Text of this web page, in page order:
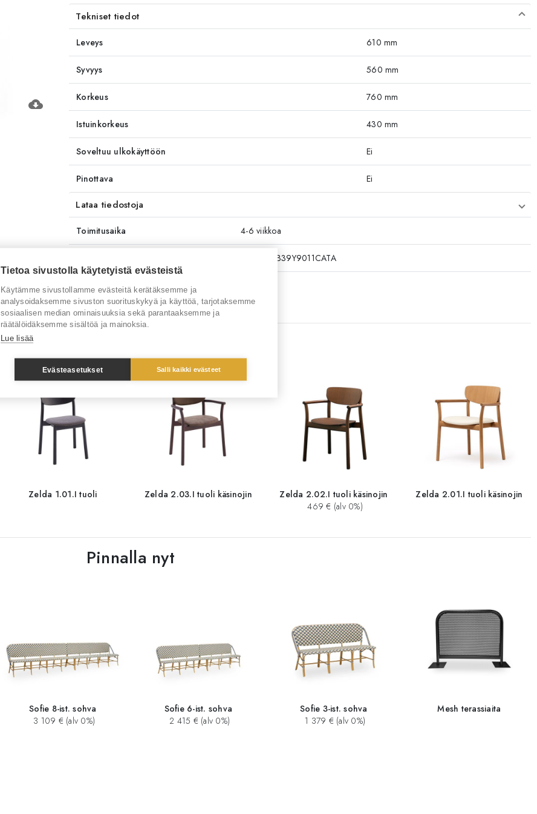
cloud_download
Tekniset tiedot
Leveys 610 mm
Syvyys 560 mm
Korkeus 760 mm
Istuinkorkeus 430 mm
Soveltuu ulkokäyttöön Ei
Pinottava Ei
Lataa tiedostoja
Toimitusaika 4-6 viikkoa
RT4550KB39Y9011CATA
Tuotemerkki
Sinua saattaisi kiinnostaa myös
Zelda 1.01.I tuoli Zelda 2.03.I tuoli käsinojin
Zelda 2.02.I tuoli käsinojin
469 € (alv 0%)
Zelda 2.01.I tuoli käsinojin
Pinnalla nyt
Sofie 8-ist. sohva
3 109 € (alv 0%)
Sofie 6-ist. sohva
2 415 € (alv 0%)
Sofie 3-ist. sohva
1 379 € (alv 0%)
Mesh terassiaita
Tietoa sivustolla käytetyistä evästeistä
Käytämme sivustollamme evästeitä kerätäksemme ja
analysoidaksemme sivuston suorituskykyä ja käyttöä, tarjotaksemme
sosiaalisen median ominaisuuksia sekä parantaaksemme ja
räätälöidäksemme sisältöä ja mainoksia.
Lue lisää
Evästeasetukset Salli kaikki evästeet